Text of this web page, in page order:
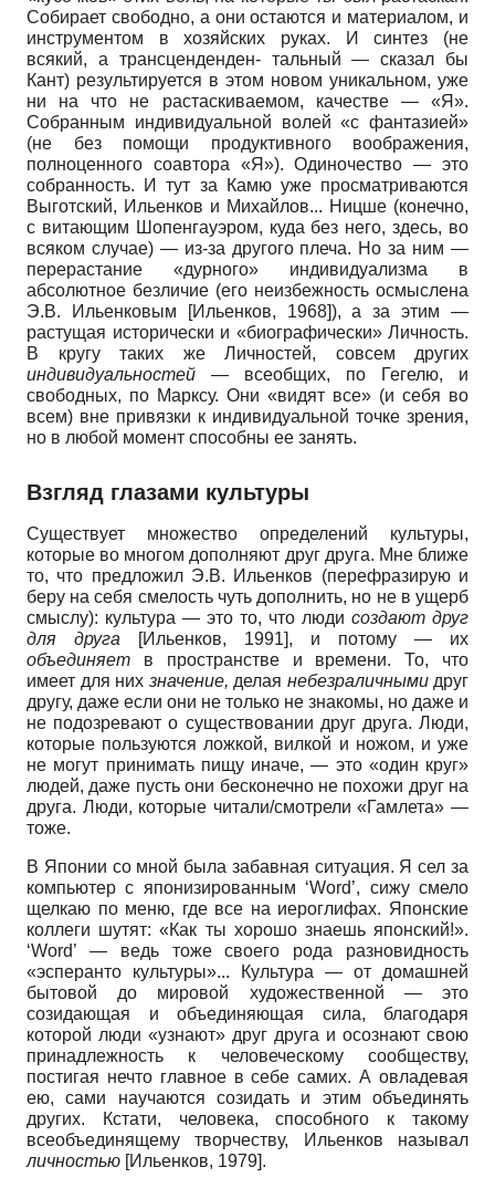
Собирает свободно, а они остаются и материалом, и
инструментом в хозяйских руках. И синтез (не
всякий, а трансценденден- тальный—сказал бы
Кант) результируется в этом новом уникальном, уже
ни на что не растаскиваемом, качестве —«Я».
Собранным индивидуальной волей «с фантазией»
(не без помощи продуктивного воображения,
полноценного соавтора «Я»). Одиночество—это
собранность. И тут за Камю уже просматриваются
Выготский, Ильенков и Михайлов... Ницше (конечно,
с витающим Шопенгауэром, куда без него, здесь, во
всяком случае) — из-за другого плеча. Но за ним—
перерастание «дурного» индивидуализма в
абсолютное безличие (его неизбежность осмыслена
Э.В. Ильенковым
[Ильенков, 1968]),а за этим—
растущая исторически и «биографически» Личность.
В кругу таких же Личностей, совсем других
индивидуальностей
— всеобщих, по Гегелю, и
свободных, по Марксу. Они «видят все» (и себя во
всем) вне привязки к индивидуальной точке зрения,
но в любой момент способны ее занять.
Взгляд глазами культуры
Существует множество определений культуры,
которые во многом дополняют друг друга. Мне ближе
то, что предложил Э.В. Ильенков (перефразирую и
беру на себя смелость чуть дополнить, но не в ущерб
смыслу): культура — это то, что люди создают друг
для друга
[Ильенков, 1991], и потому — их
объединяет в пространстве и времени. То, что
имеет для них значение, делая небезраличнымидруг
другу, даже если они не только не знакомы, но даже и
не подозревают о существовании друг друга. Люди,
которые пользуются ложкой, вилкой и ножом, и уже
не могут принимать пищу иначе,— это «один круг»
людей, даже пусть они бесконечно не похожи друг на
друга. Люди, которые читали/смотрели «Гамлета» —
тоже.
В Японии со мной была забавная ситуация. Я сел за
компьютер с японизированным ‘Word’, сижу смело
щелкаю по меню, где все на иероглифах. Японские
коллеги шутят: «Как ты хорошо знаешь японский!».
‘Word’ — ведь тоже своего рода разновидность
«эсперанто культуры»... Культура — от домашней
бытовой до мировой художественной — это
созидающая и объединяющая сила, благодаря
которой люди «узнают» друг друга и осознают свою
принадлежность к человеческому сообществу,
постигая нечто главное в себе самих. А овладевая
ею, сами научаются созидать и этим объединять
других. Кстати, человека, способного к такому
всеобъединящему творчеству, Ильен­ков называл
личностью [Ильенков, 1979].